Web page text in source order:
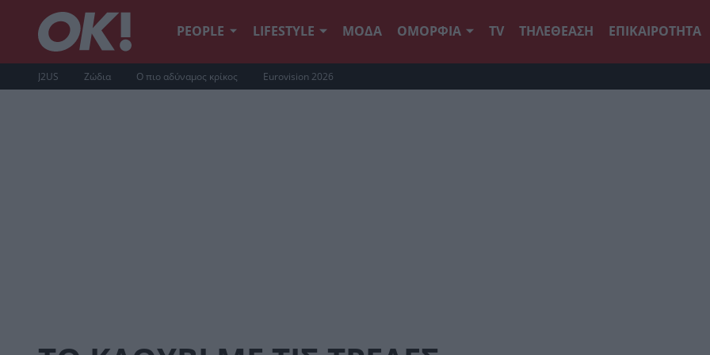
PEOPLE LIFESTYLE ΜΟΔΑ ΟΜΟΡΦΙΑ TV ΤΗΛΕΘΕΑΣΗ ΕΠΙΚΑΙΡΟΤΗΤΑ
J2US Ζώδια Ο πιο αδύναμος κρίκος Eurovision 2026